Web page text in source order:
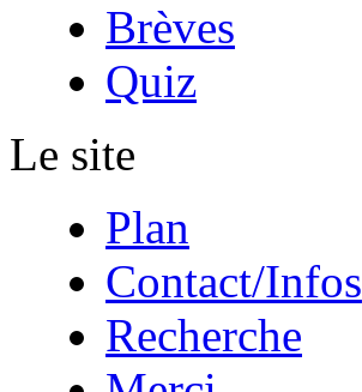
Brèves
Quiz
Le site
Plan
Contact/Infos
Recherche